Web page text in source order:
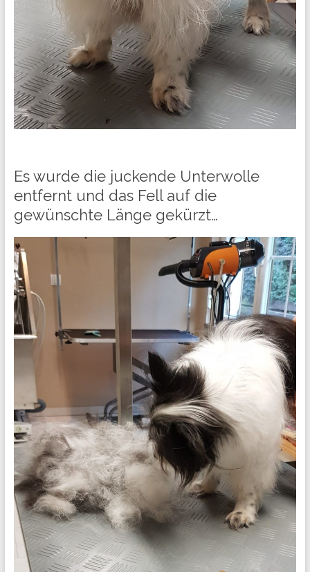
Es wurde die juckende Unterwolle
entfernt und das Fell auf die
gewünschte Länge gekürzt…